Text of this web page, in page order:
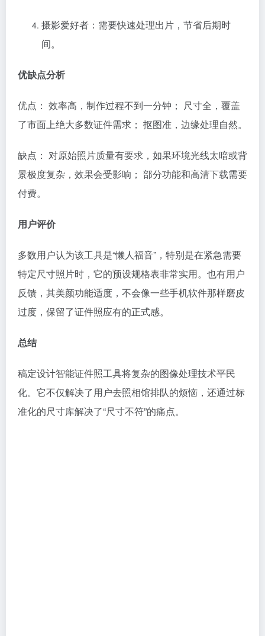
摄影爱好者：需要快速处理出片，节省后期时
间。
优缺点分析
优点： 效率高，制作过程不到一分钟； 尺寸全，覆盖
了市面上绝大多数证件需求； 抠图准，边缘处理自然。
缺点： 对原始照片质量有要求，如果环境光线太暗或背
景极度复杂，效果会受影响； 部分功能和高清下载需要
付费。
用户评价
多数用户认为该工具是“懒人福音”，特别是在紧急需要
特定尺寸照片时，它的预设规格表非常实用。也有用户
反馈，其美颜功能适度，不会像一些手机软件那样磨皮
过度，保留了证件照应有的正式感。
总结
稿定设计智能证件照工具将复杂的图像处理技术平民
化。它不仅解决了用户去照相馆排队的烦恼，还通过标
准化的尺寸库解决了“尺寸不符”的痛点。